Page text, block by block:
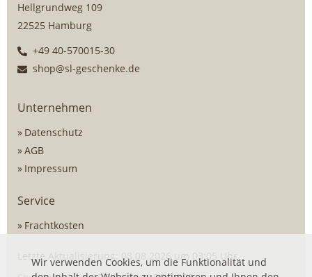
Hellgrundweg 109
22525 Hamburg
+49 40-570015-30
shop@sl-geschenke.de
Unternehmen
Datenschutz
AGB
Impressum
Service
Frachtkosten
Letzte Aktualisierung: 08.08.2026 um 03:05 Uhr
Wir verwenden Cookies, um die Funktionalität und